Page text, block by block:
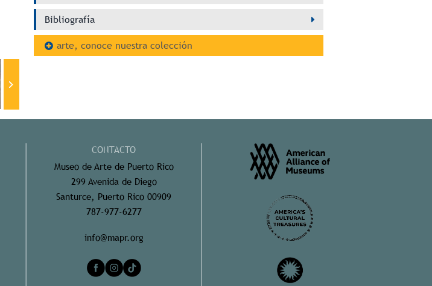
Bibliografía
arte, conoce nuestra colección
CONTACTO
Museo de Arte de Puerto Rico
299 Avenida de Diego
Santurce, Puerto Rico 00909
787-977-6277
info@mapr.org